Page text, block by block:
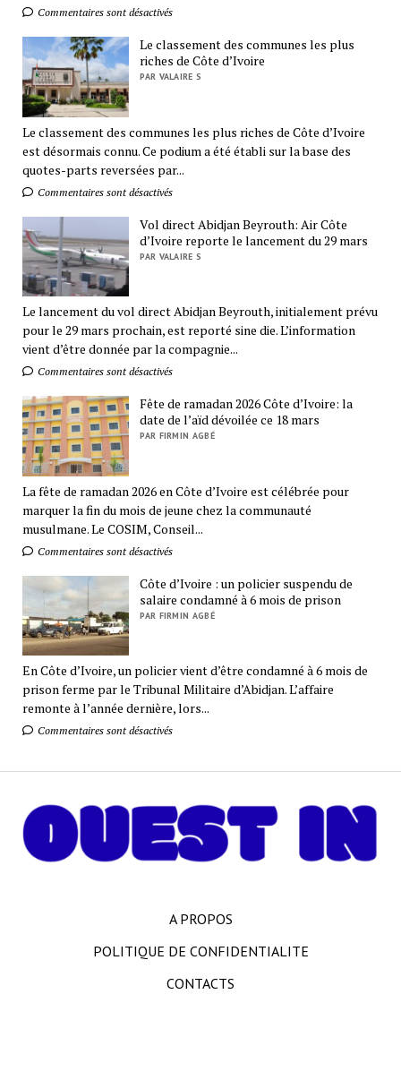
Commentaires sont désactivés
Le classement des communes les plus
riches de Côte d’Ivoire
PAR VALAIRE S
Le classement des communes les plus riches de Côte d’Ivoire
est désormais connu. Ce podium a été établi sur la base des
quotes-parts reversées par...
Commentaires sont désactivés
Vol direct Abidjan Beyrouth: Air Côte
d’Ivoire reporte le lancement du 29 mars
PAR VALAIRE S
Le lancement du vol direct Abidjan Beyrouth, initialement prévu
pour le 29 mars prochain, est reporté sine die. L’information
vient d’être donnée par la compagnie...
Commentaires sont désactivés
Fête de ramadan 2026 Côte d’Ivoire: la
date de l’aïd dévoilée ce 18 mars
PAR FIRMIN AGBÉ
La fête de ramadan 2026 en Côte d’Ivoire est célébrée pour
marquer la fin du mois de jeune chez la communauté
musulmane. Le COSIM, Conseil...
Commentaires sont désactivés
Côte d’Ivoire : un policier suspendu de
salaire condamné à 6 mois de prison
PAR FIRMIN AGBÉ
En Côte d’Ivoire, un policier vient d’être condamné à 6 mois de
prison ferme par le Tribunal Militaire d’Abidjan. L’affaire
remonte à l’année dernière, lors...
Commentaires sont désactivés
A PROPOS
POLITIQUE DE CONFIDENTIALITE
CONTACTS